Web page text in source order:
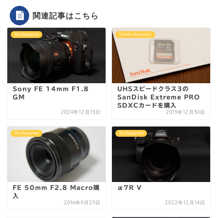
関連記事はこちら
My Equipment
Sony FE 14mm F1.8
GM
2024年12月13日
Camera Accessory
UHSスピードクラス3の
SanDisk Extreme PRO
SDXCカードを購入
2015年12月30日
My Equipment
FE 50mm F2.8 Macro購
入
2016年9月25日
My Equipment
α7R V
2022年12月14日